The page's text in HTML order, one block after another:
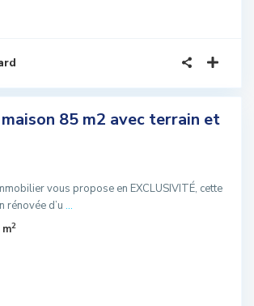
85 m2 avec terrain et
vous propose en EXCLUSIVITÉ, cette
rénovée d’u ...
2